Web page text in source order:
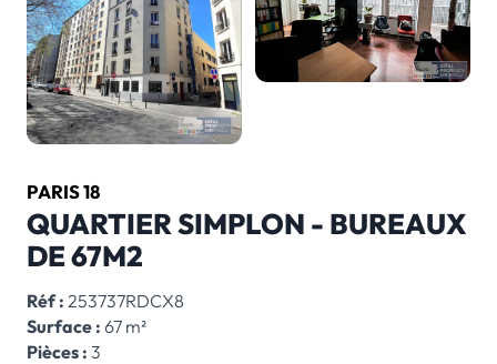
PARIS 18
QUARTIER SIMPLON - BUREAUX
DE 67M2
Réf : 253737RDCX8
Surface : 67 m²
Pièces : 3